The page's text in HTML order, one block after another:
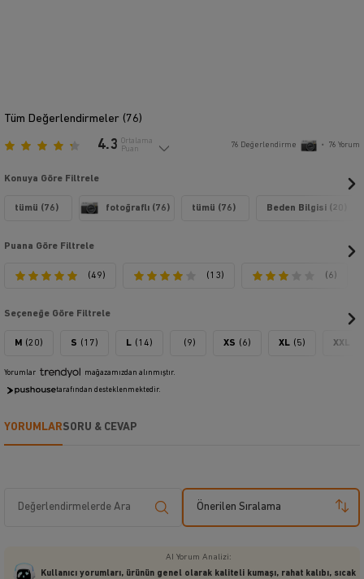
Kendimiz için yürüyeceğimiz bu yolculukta sevgi, bize ve değerli
Günlük motivasyonunu üzerinde taşıyanlar için doğru adres !
En önemlisi ürünlerimizin siz değerli müşterilerimizin hayatına kattığı kalite
ve bunun getirdiği güvendir. Kullanılan malzemeler ve şık tasarımı
sayesinde görenleri şaşırtmakla kalmıyor, dikkatleri üzerine çekmeye
kullandığınız her mekanda ruh halinizi değiştirebilir. Şık tavrının yanı sıra
Tüm Değerlendirmeler (76)
4.3 Ortalama
Puan
76 Değerlendirme • 76 Yorum
Konuya Göre Filtrele
tümü (76) fotoğraflı (76) tümü (76) Beden Bilgisi (20)
Puana Göre Filtrele
(49) (13) (6)
Seçeneğe Göre Filtrele
M (20) S (17) L (14) (9) XS (6) XL (5) XXL
Yorumlar mağazamızdan alınmıştır.
tarafından desteklenmektedir.
YORUMLARSORU & CEVAP
Önerilen Sıralama
AI Yorum Analizi:
Kullanıcı yorumları, ürünün genel olarak kaliteli kumaşı, rahat kalıbı, sıcak